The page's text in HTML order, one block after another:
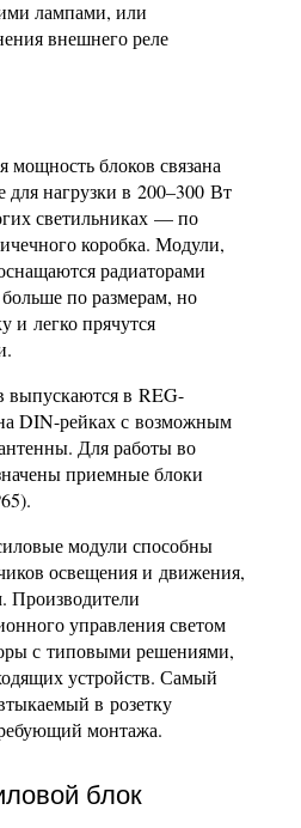
лампами, или
внешнего реле
блоков связана
для нагрузки в 200–300 Вт
светильниках — по
коробка. Модули,
радиаторами
по размерам, но
и легко прячутся
выпускаются в REG-
DIN-рейках с возможным
Для работы во
приемные блоки
модули способны
освещения и движения,
Производители
управления светом
с типовыми решениями,
устройств. Самый
в розетку
монтажа.
блок